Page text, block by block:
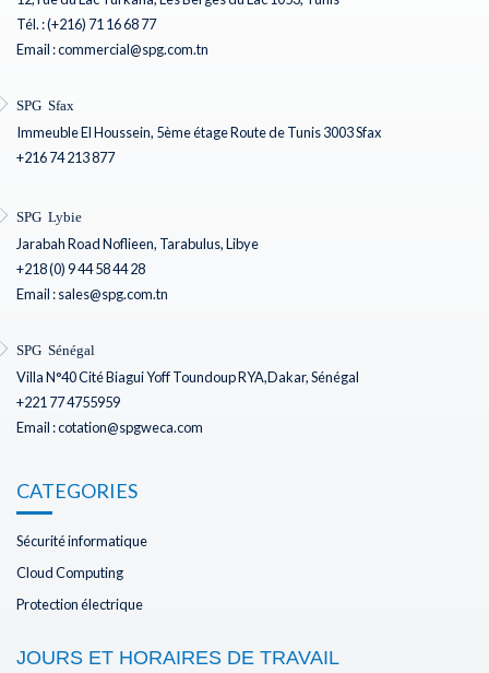
Tél. : (+216) 71 16 68 77
Email : commercial@spg.com.tn
SPG Sfax
Immeuble El Houssein, 5ème étage Route de Tunis 3003 Sfax
+216 74 213 877
SPG Lybie
Jarabah Road Noflieen, Tarabulus, Libye
+218 (0) 9 44 58 44 28
Email : sales@spg.com.tn
SPG Sénégal
Villa N°40 Cité Biagui Yoff Toundoup RYA,Dakar, Sénégal
+221 77 4755959
Email : cotation@spgweca.com
CATEGORIES
Sécurité informatique
Cloud Computing
Protection électrique
JOURS ET HORAIRES DE TRAVAIL